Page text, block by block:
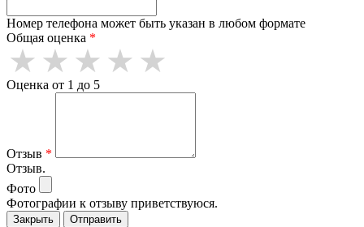
Номер телефона может быть указан в любом формате
Общая оценка *
Оценка от 1 до 5
Отзыв *
Отзыв.
Фото
Фотографии к отзыву приветствуюся.
Закрыть Отправить